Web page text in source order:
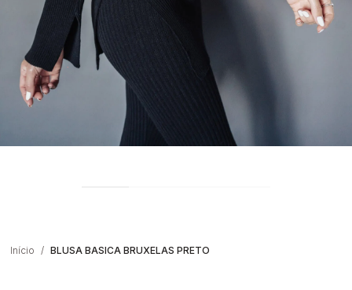
Início BLUSA BASICA BRUXELAS PRETO